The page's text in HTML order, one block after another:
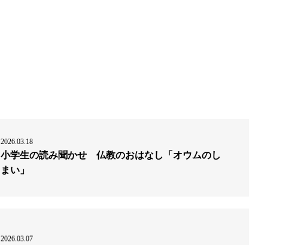
2026.03.18
小学生の読み聞かせ 仏教のおはなし「オウムのし
まい」
2026.03.07